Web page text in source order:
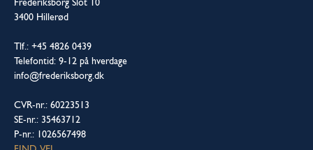
3400 Hillerød
Tlf.: +45 4826 0439
Telefontid: 9-12 på hverdage
info@frederiksborg.dk
CVR-nr.: 60223513
SE-nr.: 35463712
P-nr.: 1026567498